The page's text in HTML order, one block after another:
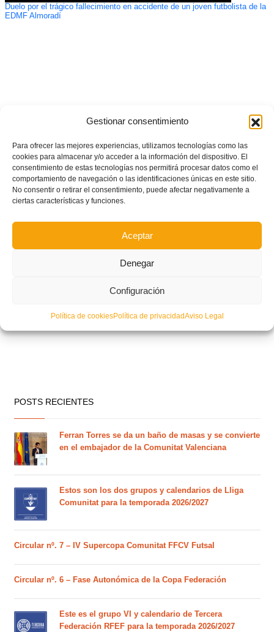
Gestionar consentimiento
Para ofrecer las mejores experiencias, utilizamos tecnologías como las
cookies para almacenar y/o acceder a la información del dispositivo. El
consentimiento de estas tecnologías nos permitirá procesar datos como el
comportamiento de navegación o las identificaciones únicas en este sitio.
No consentir o retirar el consentimiento, puede afectar negativamente a
ciertas características y funciones.
Aceptar
Denegar
Configuración
Política de cookiesPolítica de privacidadAviso Legal
Duelo por el trágico fallecimiento en accidente de un joven futbolista de la
EDMF Almoradí
POSTS RECIENTES
Ferran Torres se da un baño de masas y se convierte
en el embajador de la Comunitat Valenciana
Estos son los dos grupos y calendarios de Lliga
Comunitat para la temporada 2026/2027
Circular nº. 7 – IV Supercopa Comunitat FFCV Futsal
Circular nº. 6 – Fase Autonómica de la Copa Federación
Este es el grupo VI y calendario de Tercera
Federación RFEF para la temporada 2026/2027